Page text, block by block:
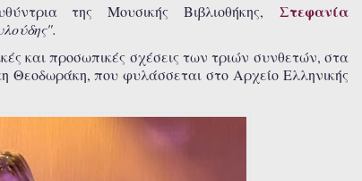
της Μουσικής Βιβλιοθήκης,Στεφανία
και προσωπικές σχέσεις των τριών συνθετών, στα
που φυλάσσεται στο Αρχείο Ελληνικής